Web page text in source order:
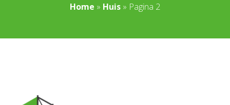
Home » Huis » Pagina 2